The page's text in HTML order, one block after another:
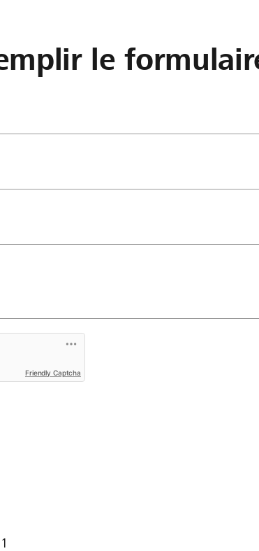
le
Friendly Captcha